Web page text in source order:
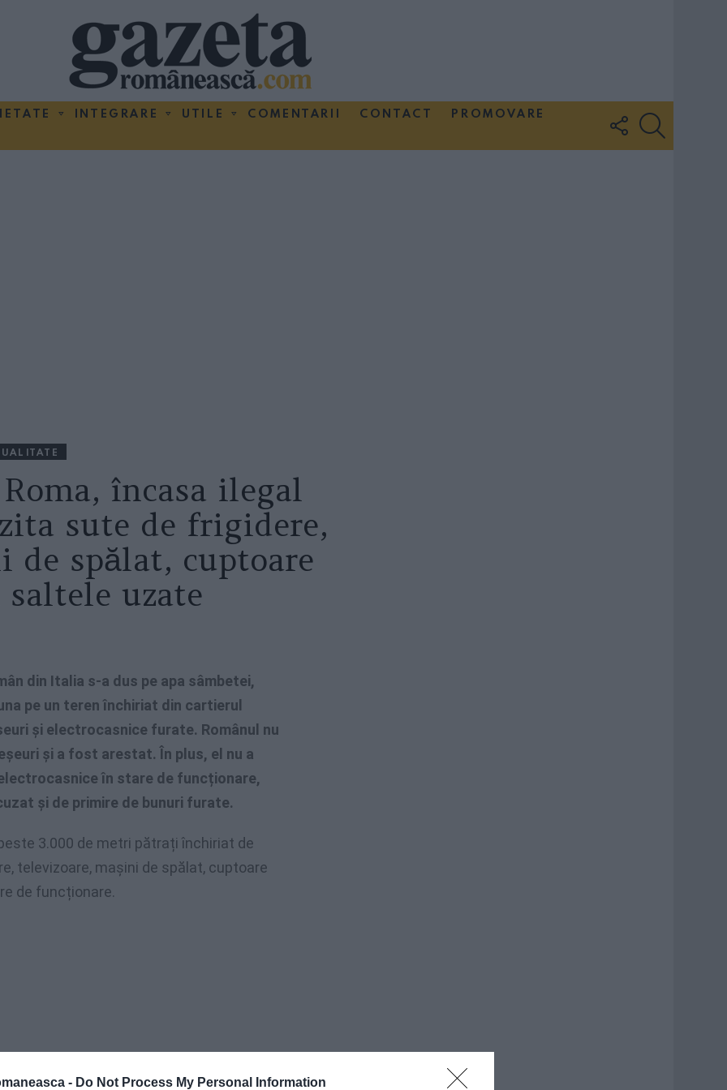
- Do Not Process My Personal Information
INTEGRARE UTILE COMENTARII CONTACT
PROMOVARE
FOLLOW
US
încasa ilegal
sute de frigidere,
de spălat, cuptoare
uzate
din Italia s-a dus pe apa sâmbetei,
pe un teren închiriat din cartierul
și electrocasnice furate. Românul nu
și a fost arestat. În plus, el nu a
în stare de funcționare,
și de primire de bunuri furate.
3.000 de metri pătrați închiriat de
televizoare, mașini de spălat, cuptoare
de funcționare.